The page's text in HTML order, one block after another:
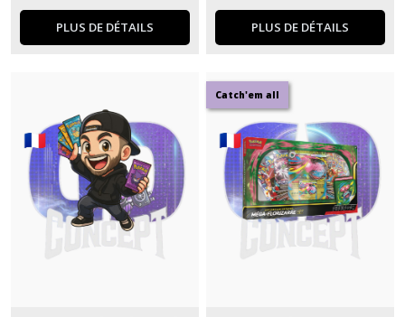
PLUS DE DÉTAILS PLUS DE DÉTAILS
Catch'em all